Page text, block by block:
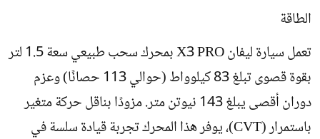
الطاقة
تعمل سيارة ليفان X3 PRO بمحرك سحب طبيعي سعة 1.5 لتر
بقوة قصوى تبلغ 83 كيلوواط (حوالي 113 حصانًا) وعزم
دوران أقصى يبلغ 143 نيوتن متر. مزودًا بناقل حركة متغير
باستمرار (CVT)، يوفر هذا المحرك تجربة قيادة سلسة في